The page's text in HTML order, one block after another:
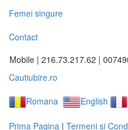
Femei singure
Contact
Mobile | 216.73.217.62 |
Cautiubire.ro
Romana
English
Prima Pagina | Termeni si